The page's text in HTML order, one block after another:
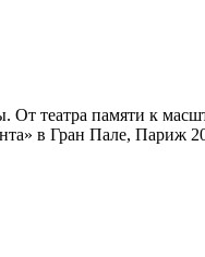
театра памяти к
в Гран Пале, Париж